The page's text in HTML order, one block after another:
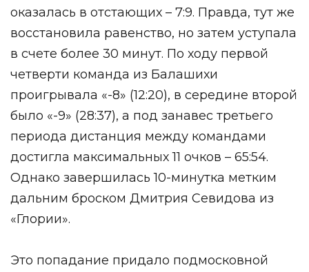
оказалась в отстающих – 7:9. Правда, тут же
восстановила равенство, но затем уступала
в счете более 30 минут. По ходу первой
четверти команда из Балашихи
проигрывала «-8» (12:20), в середине второй
было «-9» (28:37), а под занавес третьего
периода дистанция между командами
достигла максимальных 11 очков – 65:54.
Однако завершилась 10-минутка метким
дальним броском Дмитрия Севидова из
«Глории».
Это попадание придало подмосковной